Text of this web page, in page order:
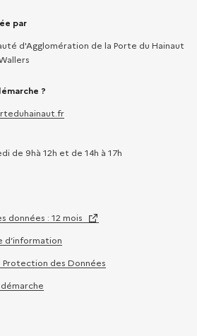
sur la démarche
par
d'Agglomération de la Porte du Hainaut
?
de 9hà 12h et de 14h à 17h
données : 12 mois
d’information
des Données